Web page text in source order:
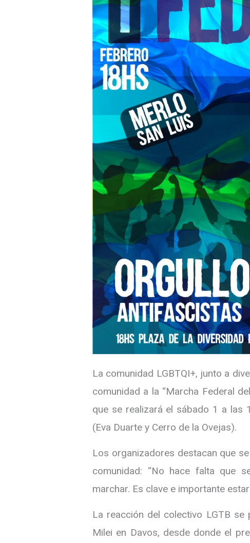
La comunidad LGBTQI+, junto a
comunidad a la “Marcha Federal
que se realizará el sábado 1 a las
(Eva Duarte y Cerro de la Ovejas).
Los organizadores destacan que
comunidad: “No hace falta que
marchar. Es clave e importante
La reacción del colectivo LGTB
Milei en Davos, desde donde el